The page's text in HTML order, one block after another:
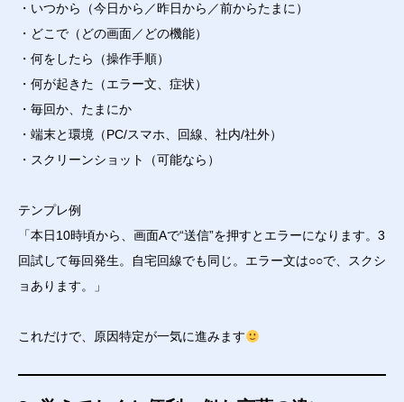
・いつから（今日から／昨日から／前からたまに）
・どこで（どの画面／どの機能）
・何をしたら（操作手順）
・何が起きた（エラー文、症状）
・毎回か、たまにか
・端末と環境（PC/スマホ、回線、社内/社外）
・スクリーンショット（可能なら）
テンプレ例
「本日10時頃から、画面Aで“送信”を押すとエラーになります。3
回試して毎回発生。自宅回線でも同じ。エラー文は○○で、スクシ
ョあります。」
これだけで、原因特定が一気に進みます